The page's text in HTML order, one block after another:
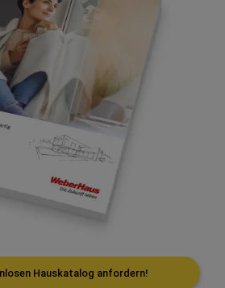
Hauskatalog anfordern!